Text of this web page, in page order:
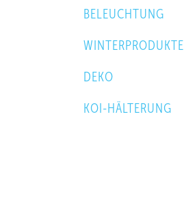
BELEUCHTUNG
WINTERPRODUKTE
DEKO
KOI-HÄLTERUNG